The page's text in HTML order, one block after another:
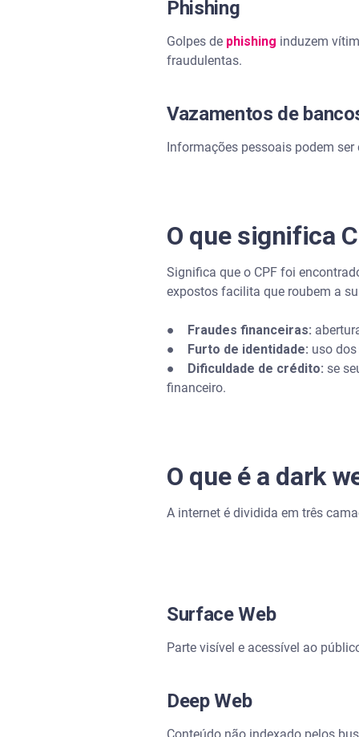
Phishing
Golpes de phishing induzem
fraudulentas.
Vazamentos de
Informações pessoais podem
O que significa
Significa que o CPF foi
expostos facilita que roubem a
● Fraudes financeiras:
● Furto de identidade: uso
● Dificuldade de crédito: se
financeiro.
O que é a dark
A internet é dividida em três
Surface Web
Parte visível e acessível ao
Deep Web